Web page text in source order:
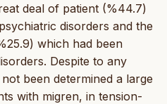
deal of patient (%44.7)
disorders and the
which had been
Despite to any
been determined a large
with migren, in tension-